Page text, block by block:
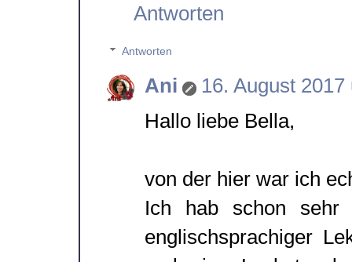
Antworten
Antworten
Ani
16. August
Hallo liebe Bella,
von der hier war ich
Ich hab schon sehr
englischsprachiger